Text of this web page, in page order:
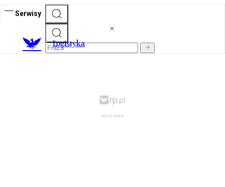
Serwisy
Logistyka